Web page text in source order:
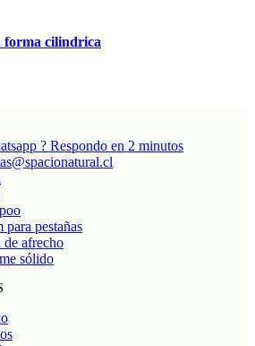
forma cilindrica
? Respondo en 2 minutos
para pestañas
de afrecho
sólido